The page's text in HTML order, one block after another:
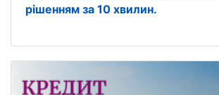
рішенням за 10 хвилин.